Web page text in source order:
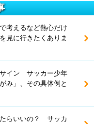
考えるなど熱心だけ
見に行きたくありま
サイン サッカー少年
み」、その具体例と
らいいの？ サッカ